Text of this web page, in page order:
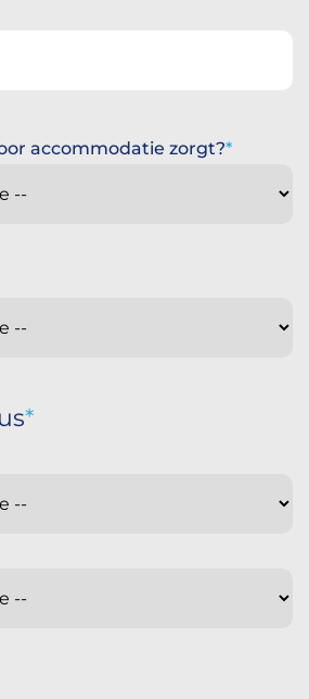
accommodatie zorgt?